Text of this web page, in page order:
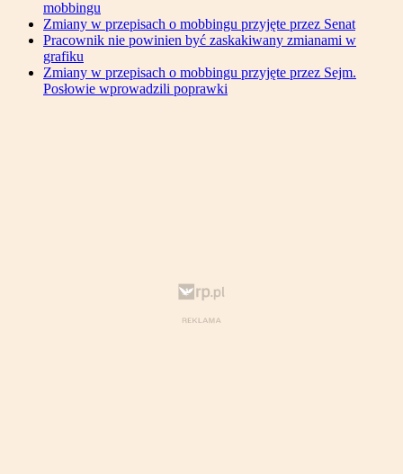
mobbingu
Zmiany w przepisach o mobbingu przyjęte przez Senat
Pracownik nie powinien być zaskakiwany zmianami w
grafiku
Zmiany w przepisach o mobbingu przyjęte przez Sejm.
Posłowie wprowadzili poprawki